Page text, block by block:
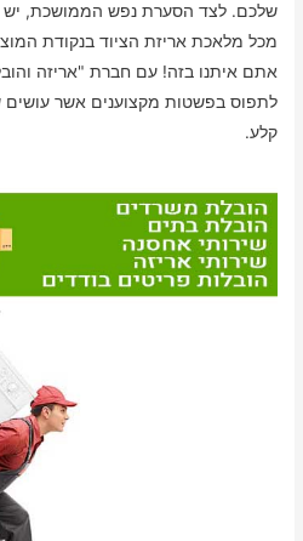
שלכם. לצד הסערת נפש הממושכת, יש
מכל מלאכת אריזת הציוד בנקודת
אתם איתנו בזה! עם חברת "אריזה
לתפוס בפשטות מקצוענים אשר עושים
קלע.